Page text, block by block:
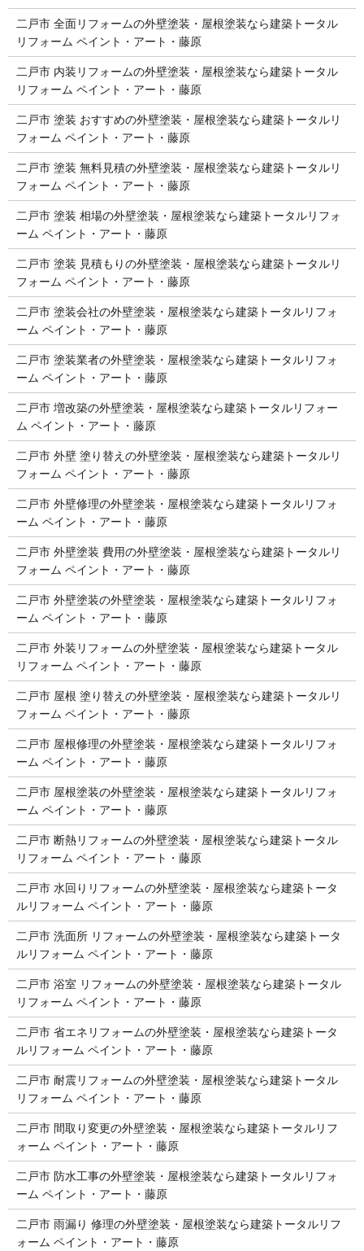
二戸市 全面リフォームの外壁塗装・屋根塗装なら建築トータル
リフォーム ペイント・アート・藤原
二戸市 内装リフォームの外壁塗装・屋根塗装なら建築トータル
リフォーム ペイント・アート・藤原
二戸市 塗装 おすすめの外壁塗装・屋根塗装なら建築トータルリ
フォーム ペイント・アート・藤原
二戸市 塗装 無料見積の外壁塗装・屋根塗装なら建築トータルリ
フォーム ペイント・アート・藤原
二戸市 塗装 相場の外壁塗装・屋根塗装なら建築トータルリフォ
ーム ペイント・アート・藤原
二戸市 塗装 見積もりの外壁塗装・屋根塗装なら建築トータルリ
フォーム ペイント・アート・藤原
二戸市 塗装会社の外壁塗装・屋根塗装なら建築トータルリフォ
ーム ペイント・アート・藤原
二戸市 塗装業者の外壁塗装・屋根塗装なら建築トータルリフォ
ーム ペイント・アート・藤原
二戸市 増改築の外壁塗装・屋根塗装なら建築トータルリフォー
ム ペイント・アート・藤原
二戸市 外壁 塗り替えの外壁塗装・屋根塗装なら建築トータルリ
フォーム ペイント・アート・藤原
二戸市 外壁修理の外壁塗装・屋根塗装なら建築トータルリフォ
ーム ペイント・アート・藤原
二戸市 外壁塗装 費用の外壁塗装・屋根塗装なら建築トータルリ
フォーム ペイント・アート・藤原
二戸市 外壁塗装の外壁塗装・屋根塗装なら建築トータルリフォ
ーム ペイント・アート・藤原
二戸市 外装リフォームの外壁塗装・屋根塗装なら建築トータル
リフォーム ペイント・アート・藤原
二戸市 屋根 塗り替えの外壁塗装・屋根塗装なら建築トータルリ
フォーム ペイント・アート・藤原
二戸市 屋根修理の外壁塗装・屋根塗装なら建築トータルリフォ
ーム ペイント・アート・藤原
二戸市 屋根塗装の外壁塗装・屋根塗装なら建築トータルリフォ
ーム ペイント・アート・藤原
二戸市 断熱リフォームの外壁塗装・屋根塗装なら建築トータル
リフォーム ペイント・アート・藤原
二戸市 水回りリフォームの外壁塗装・屋根塗装なら建築トータ
ルリフォーム ペイント・アート・藤原
二戸市 洗面所 リフォームの外壁塗装・屋根塗装なら建築トータ
ルリフォーム ペイント・アート・藤原
二戸市 浴室 リフォームの外壁塗装・屋根塗装なら建築トータル
リフォーム ペイント・アート・藤原
二戸市 省エネリフォームの外壁塗装・屋根塗装なら建築トータ
ルリフォーム ペイント・アート・藤原
二戸市 耐震リフォームの外壁塗装・屋根塗装なら建築トータル
リフォーム ペイント・アート・藤原
二戸市 間取り変更の外壁塗装・屋根塗装なら建築トータルリフ
ォーム ペイント・アート・藤原
二戸市 防水工事の外壁塗装・屋根塗装なら建築トータルリフォ
ーム ペイント・アート・藤原
二戸市 雨漏り 修理の外壁塗装・屋根塗装なら建築トータルリフ
ォーム ペイント・アート・藤原